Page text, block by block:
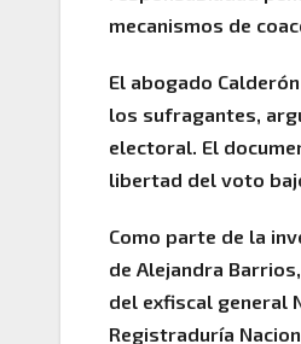
mecanismos de
El abogado
los sufragantes,
electoral. El
libertad del voto
Como parte de la
de Alejandra
del exfiscal general
Registraduría